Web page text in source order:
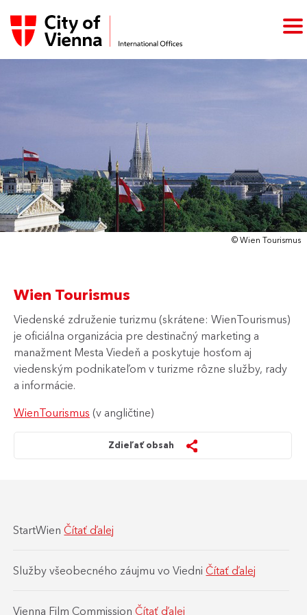
© Wien Tourismus
Wien Tourismus
Viedenské združenie turizmu (skrátene: WienTourismus)
je oficiálna organizácia pre destinačný marketing a
manažment Mesta Viedeň a poskytuje hosťom aj
viedenským podnikateľom v turizme rôzne služby, rady
a informácie.
WienTourismus (v angličtine)
Zdieľať obsah
StartWienČítať ďalej
Služby všeobecného záujmu vo ViedniČítať ďalej
Vienna Film CommissionČítať ďalej